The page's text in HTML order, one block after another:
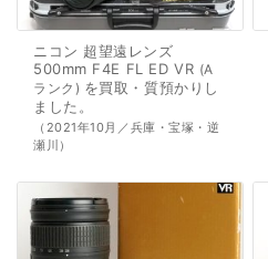
ニコン 超望遠レンズ
500mm F4E FL ED VR
A
ランク
を買取・質預かり し
ました。
（2021年10月／兵庫・宝塚・逆
瀬川）